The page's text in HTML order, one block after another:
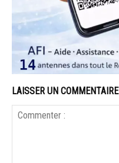
LAISSER UN COMMENTAIRE